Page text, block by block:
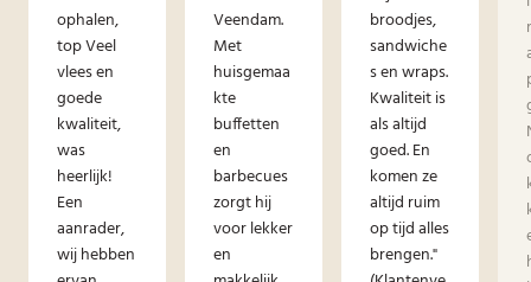
ophalen,
top Veel
vlees en
goede
kwaliteit,
was
heerlijk!
Een
aanrader,
wij hebben
Veendam.
Met
huisgemaa
kte
buffetten
en
barbecues
zorgt hij
voor lekker
en
broodjes,
sandwiche
s en wraps.
Kwaliteit is
als altijd
goed. En
komen ze
altijd ruim
op tijd alles
brengen."